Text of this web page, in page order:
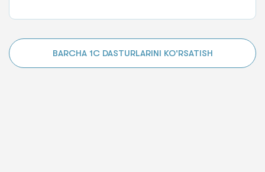
BARCHA 1C DASTURLARINI KO'RSATISH